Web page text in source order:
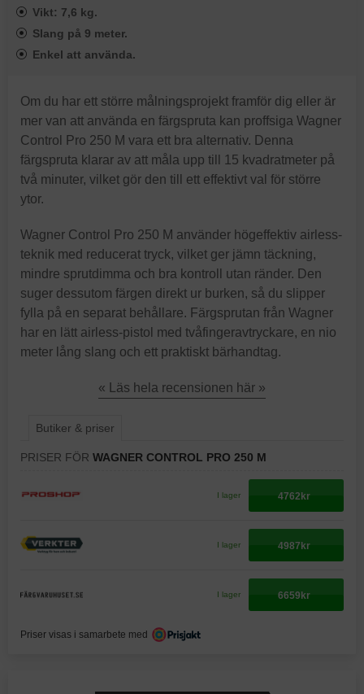
Vikt: 7,6 kg.
Slang på 9 meter.
Enkel att använda.
Om du har ett större målningsprojekt framför dig eller är
mer van att använda en färgspruta kan proffsiga Wagner
Control Pro 250 M vara ett bra alternativ. Denna
färgspruta klarar av att måla upp till 15 kvadratmeter på
två minuter, vilket gör den till ett effektivt val för större
ytor.
Wagner Control Pro 250 M använder högeffektiv airless-
teknik med reducerat tryck, vilket ger jämn täckning,
mindre sprutdimma och bra kontroll utan ränder. Den
suger dessutom färgen direkt ur burken, så du slipper
fylla på en separat behållare. Färgsprutan från Wagner
har en lätt airless-pistol med tvåfingeravtryckare, en nio
meter lång slang och ett praktiskt bärhandtag.
« Läs hela recensionen här »
Butiker & priser
PRISER FÖR WAGNER CONTROL PRO 250 M
I lager 4762kr
I lager 4987kr
I lager 6659kr
Priser visas i samarbete med